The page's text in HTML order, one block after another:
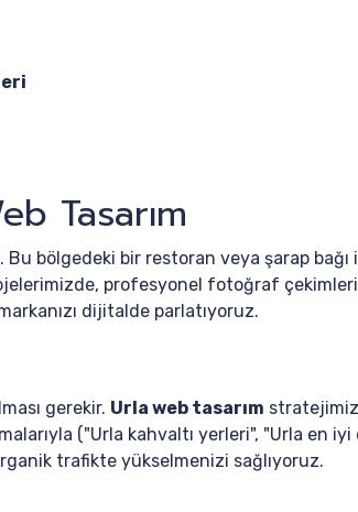
Tasarım
bölgedeki bir restoran veya şarap
profesyonel fotoğraf
dijitalde parlatıyoruz.
gerekir. Urla web tasarım
("Urla kahvaltı yerleri", "Urla en
trafikte yükselmenizi sağlıyoruz.